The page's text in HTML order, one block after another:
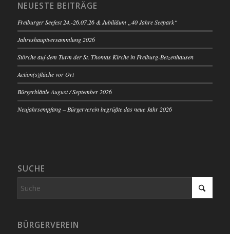
NEUESTE BEITRÄGE
Freiburger Seefest 24.-26.07.26 & Jubiliäum „40 Jahre Seepark“
Jahreshauptversammlung 2026
Störche auf dem Turm der St. Thomas Kirche in Freiburg-Betzenhausen
Action(s)fläche vor Ort
Bürgerblättle August / September 2026
Neujahrsempfang – Bürgerverein begrüßte das neue Jahr 2026
SUCHE
BÜRGERVEREIN